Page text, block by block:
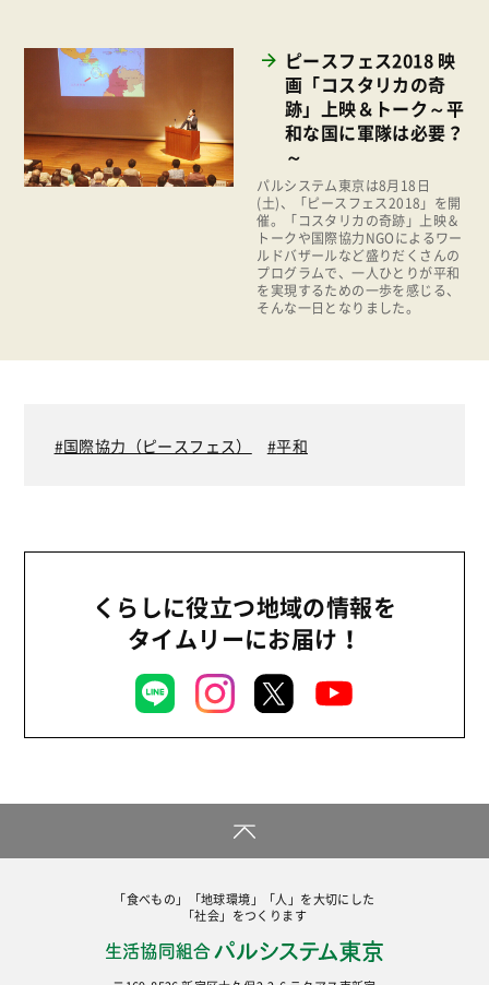
お米の出前授業
いなぎめぐみの里山
パルシステムでんき
福祉
2018年
2017年
2016年
2015年
ピースフェス2018 映
画「コスタリカの奇
跡」上映＆トーク～平
和な国に軍隊は必要？
～
パルシステム東京は8月18日
(土)、「ピースフェス2018」を開
催。「コスタリカの奇跡」上映＆
トークや国際協力NGOによるワー
ルドバザールなど盛りだくさんの
プログラムで、一人ひとりが平和
を実現するための一歩を感じる、
そんな一日となりました。
国際協力（ピースフェス） 平和
くらしに役立つ地域の情報を
タイムリーにお届け！
「食べもの」「地球環境」「人」を大切にした
「社会」をつくります